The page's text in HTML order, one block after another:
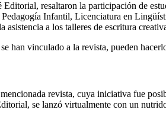
resaltaron la participación de
Infantil, Licenciatura en
asistencia a los talleres de escritura
han vinculado a la revista, pueden
revista, cuya iniciativa fue
se lanzó virtualmente con un